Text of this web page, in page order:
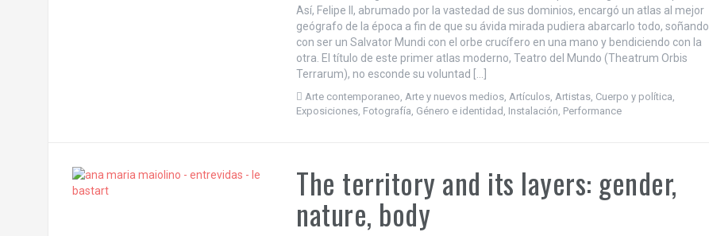
Así, Felipe II, abrumado por la vastedad de sus dominios, encargó un atlas al mejor
geógrafo de la época a fin de que su ávida mirada pudiera abarcarlo todo, soñando
con ser un Salvator Mundi con el orbe crucífero en una mano y bendiciendo con la
otra. El título de este primer atlas moderno, Teatro del Mundo (Theatrum Orbis
Terrarum), no esconde su voluntad […]
Arte contemporaneo,Arte y nuevos medios,Artículos,Artistas, Cuerpo y política,
Exposiciones, Fotografía, Género e identidad , Instalación, Performance
The territory and its layers: gender,
nature, body